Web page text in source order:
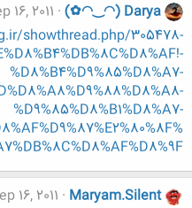
(✿◠‿◠) Darya
16, 2011
showthread.php/305478-
%D8%B4%D9%85%D8%A7-
%D9%85%D8%B1%D8%A7-
Maryam.Silent
16, 2011